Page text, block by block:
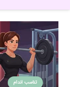
تناسب اندام